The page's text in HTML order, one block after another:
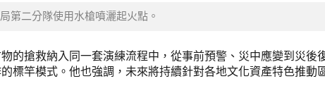
第二分隊使用水槍噴灑起火點。
的搶救納入同一套演練流程中，從事前預警、災中應變到災後
標竿模式。他也強調，未來將持續針對各地文化資產特色推動